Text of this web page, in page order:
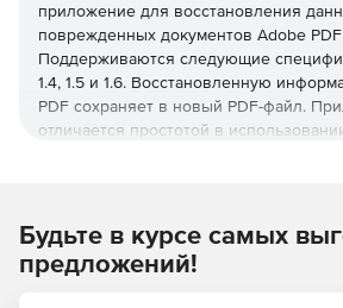
приложение для восстановления
поврежденных документов Adobe PDF
Поддерживаются следующие
1.4, 1.5 и 1.6. Восстановленную
PDF сохраняет в новый PDF-файл.
отличается простотой в
1.5 и 1.6.
Будьте в курсе самых
предложений!